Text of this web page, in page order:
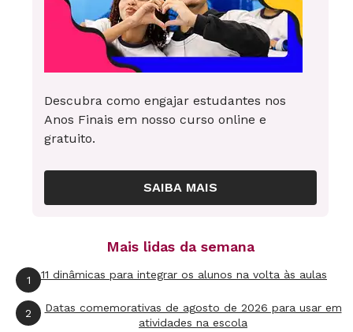
Descubra como engajar estudantes nos
Anos Finais em nosso curso online e
gratuito.
SAIBA MAIS
Mais lidas da semana
1 11 dinâmicas para integrar os alunos na volta às aulas
2
Datas comemorativas de agosto de 2026 para usar em
atividades na escola